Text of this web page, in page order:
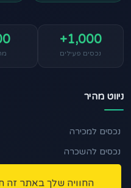
1,000+
נכסים פעילים
ניווט מהיר
נכסים למכירה
נכסים להשכרה
החוויה שלך באתר זה